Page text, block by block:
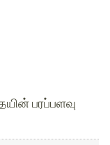
பரப்பளவு